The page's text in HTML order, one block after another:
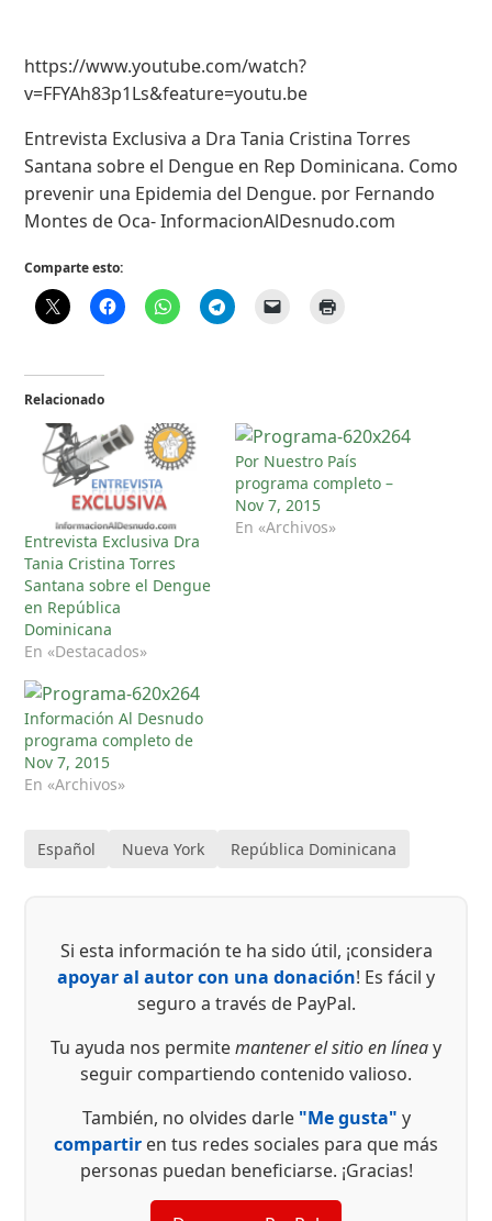
https://www.youtube.com/watch?
v=FFYAh83p1Ls&feature=youtu.be
Entrevista Exclusiva a Dra Tania Cristina Torres
Santana sobre el Dengue en Rep Dominicana. Como
prevenir una Epidemia del Dengue. por Fernando
Montes de Oca- InformacionAlDesnudo.com
Comparte esto:
Relacionado
Entrevista Exclusiva Dra
Tania Cristina Torres
Santana sobre el Dengue
en República
Dominicana
En «Destacados»
Por Nuestro País
programa completo –
Nov 7, 2015
En «Archivos»
Información Al Desnudo
programa completo de
Nov 7, 2015
En «Archivos»
Español Nueva York República Dominicana
Si esta información te ha sido útil, ¡considera
apoyar al autor con una donación! Es fácil y
seguro a través de PayPal.
Tu ayuda nos permitemantener el sitio en líneay
seguir compartiendo contenido valioso.
También, no olvides darle "Me gusta" y
compartir en tus redes sociales para que más
personas puedan beneficiarse. ¡Gracias!